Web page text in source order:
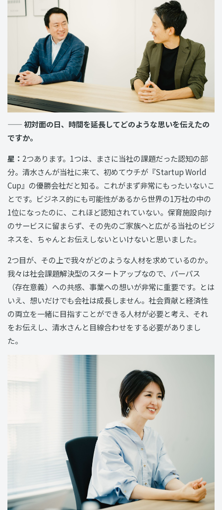
—— 初対面の日、時間を延長してどのような思いを伝えたの
ですか。
星： 2つあります。1つは、まさに当社の課題だった認知の部
分。清水さんが当社に来て、初めてウチが『Startup World
Cup』の優勝会社だと知る。これがまず非常にもったいないこ
とです。ビジネス的にも可能性があるから世界の1万社の中の
1位になったのに、これほど認知されていない。保育施設向け
のサービスに留まらず、その先のご家族へと広がる当社のビジ
ネスを、ちゃんとお伝えしないといけないと思いました。
2つ目が、その上で我々がどのような人材を求めているのか。
我々は社会課題解決型のスタートアップなので、パーパス
（存在意義）への共感、事業への想いが非常に重要です。とは
いえ、想いだけでも会社は成長しません。社会貢献と経済性
の両立を一緒に目指すことができる人材が必要と考え、それ
をお伝えし、清水さんと目線合わせをする必要がありまし
た。